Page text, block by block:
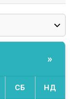
»
СБ НД